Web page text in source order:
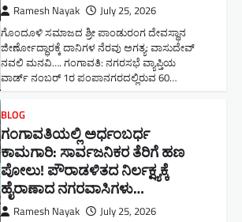
Ramesh Nayak July 25, 2026
ಗೊಂದೂಳಿ ಸಮಾಜದ ಶ್ರೀ ಪಾಂಡುರಂಗ ದೇವಸ್ಥಾನ
ಜೀರ್ಣೋದ್ಧಾರಕ್ಕೆ ದಾನಿಗಳ ನೆರವು ಅಗತ್ಯ: ವಾಸುದೇವ್
ನವಲಿ ಮನವಿ​…. ಗಂಗಾವತಿ: ​ನಗರಸಭೆ ವ್ಯಾಪ್ತಿಯ
ವಾರ್ಡ್ ನಂಬರ್ 1ರ ಪಂಪಾನಗರದಲ್ಲಿರುವ 60…
BLOG
ಗಂಗಾವತಿಯಲ್ಲಿ ಅರ್ಧಂಬರ್ಧ
ಕಾಮಗಾರಿ: ಸಾರ್ವಜನಿಕರ ತೆರಿಗೆ ಹಣ
ಪೋಲು! ಪೌರಾಡಳಿತದ ನಿರ್ಲಕ್ಷ್ಯಕ್ಕೆ
ಹೈರಾಣಾದ ನಗರವಾಸಿಗಳು​…
Ramesh Nayak July 25, 2026